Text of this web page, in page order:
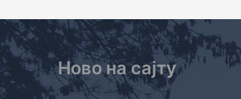
Ново на сајту